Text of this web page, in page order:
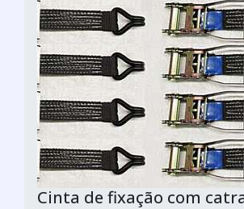
Cinta de fixação com